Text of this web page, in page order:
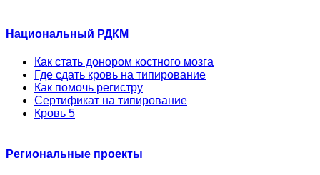
Национальный РДКМ
Как стать донором костного мозга
Где сдать кровь на типирование
Как помочь регистру
Сертификат на типирование
Кровь 5
Региональные проекты